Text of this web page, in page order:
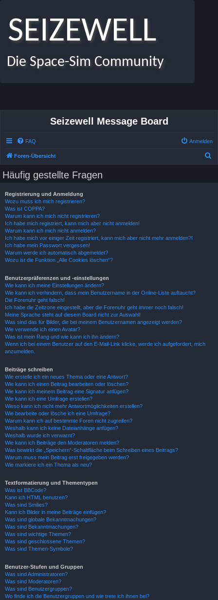
SEIZEWELL
Die Space-Sim Community
Seizewell Message Board
FAQ Anmelden
Foren-Übersicht
Häufig gestellte Fragen
Registrierung und Anmeldung
Wozu muss ich mich registrieren?
Was ist COPPA?
Warum kann ich mich nicht registrieren?
Ich habe mich registriert, kann mich aber nicht anmelden!
Warum kann ich mich nicht anmelden?
Ich habe mich vor einiger Zeit registriert, kann mich aber nicht mehr anmelden?!
Ich habe mein Passwort vergessen!
Warum werde ich automatisch abgemeldet?
Wozu ist die Funktion „Alle Cookies löschen“?
Benutzerpräferenzen und -einstellungen
Wie kann ich meine Einstellungen ändern?
Wie kann ich verhindern, dass mein Benutzername in der Online-Liste auftaucht?
Die Forenuhr geht falsch!
Ich habe die Zeitzone eingestellt, aber die Forenuhr geht immer noch falsch!
Meine Sprache steht auf diesem Board nicht zur Auswahl!
Was sind das für Bilder, die bei meinem Benutzernamen angezeigt werden?
Wie verwende ich einen Avatar?
Was ist mein Rang und wie kann ich ihn ändern?
Wenn ich bei einem Benutzer auf den E-Mail-Link klicke, werde ich aufgefordert, mich
anzumelden.
Beiträge schreiben
Wie erstelle ich ein neues Thema oder eine Antwort?
Wie kann ich einen Beitrag bearbeiten oder löschen?
Wie kann ich meinem Beitrag eine Signatur anfügen?
Wie kann ich eine Umfrage erstellen?
Wieso kann ich nicht mehr Antwortmöglichkeiten erstellen?
Wie bearbeite oder lösche ich eine Umfrage?
Warum kann ich auf bestimmte Foren nicht zugreifen?
Weshalb kann ich keine Dateianhänge anfügen?
Weshalb wurde ich verwarnt?
Wie kann ich Beiträge den Moderatoren melden?
Was bewirkt die „Speichern“-Schaltfläche beim Schreiben eines Beitrags?
Warum muss mein Beitrag erst freigegeben werden?
Wie markiere ich ein Thema als neu?
Textformatierung und Thementypen
Was ist BBCode?
Kann ich HTML benutzen?
Was sind Smilies?
Kann ich Bilder in meine Beiträge einfügen?
Was sind globale Bekanntmachungen?
Was sind Bekanntmachungen?
Was sind wichtige Themen?
Was sind geschlossene Themen?
Was sind Themen-Symbole?
Benutzer-Stufen und Gruppen
Was sind Administratoren?
Was sind Moderatoren?
Was sind Benutzergruppen?
Wo finde ich die Benutzergruppen und wie trete ich ihnen bei?